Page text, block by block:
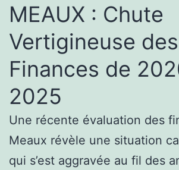
MEAUX : Chute
Vertigineuse des
Finances de
2025
Une récente évaluation des
Meaux révèle une situation
qui s’est aggravée au fil des